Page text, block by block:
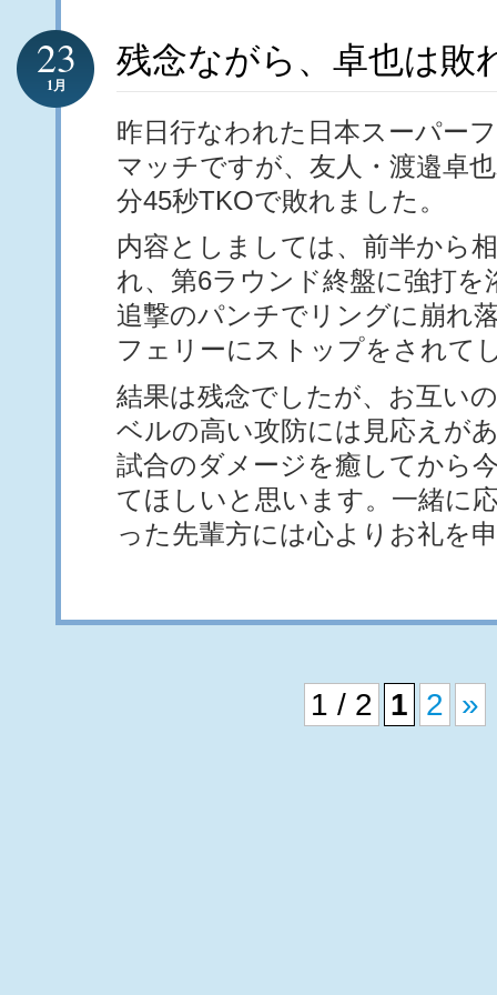
残念ながら、卓也は敗
23
1月
昨日行なわれた日本スーパー
マッチですが、友人・渡邉卓
分45秒TKOで敗れました。
内容としましては、前半から
れ、第6ラウンド終盤に強打を
追撃のパンチでリングに崩れ
フェリーにストップをされて
結果は残念でしたが、お互い
ベルの高い攻防には見応えが
試合のダメージを癒してから
てほしいと思います。一緒に
った先輩方には心よりお礼を
1 / 2 1 2 »